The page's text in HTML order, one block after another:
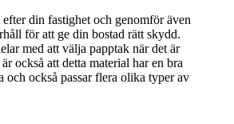
efter din fastighet och genomför även
för att ge din bostad rätt skydd.
med att välja papptak när det är
också att detta material har en bra
och också passar flera olika typer av